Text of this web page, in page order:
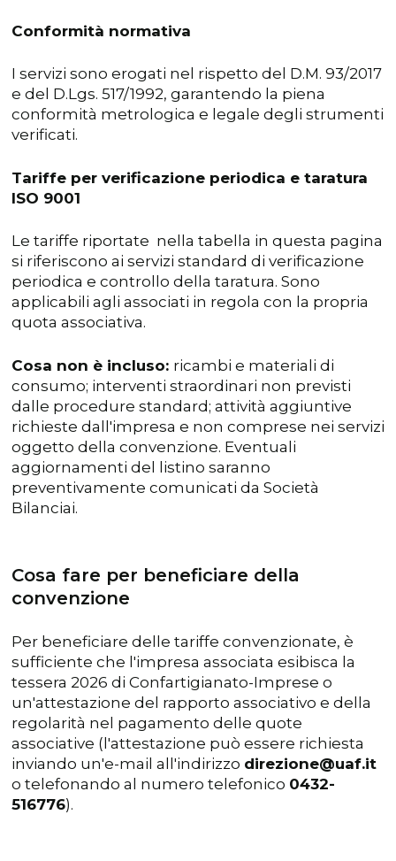
Conformità normativa
I servizi sono erogati nel rispetto del D.M. 93/2017
e del D.Lgs. 517/1992, garantendo la piena
conformità metrologica e legale degli strumenti
verificati.
Tariffe per verificazione periodica e taratura
ISO 9001
Le tariffe riportate nella tabella in questa pagina
si riferiscono ai servizi standard di verificazione
periodica e controllo della taratura. Sono
applicabili agli associati in regola con la propria
quota associativa.
Cosa non è incluso: ricambi e materiali di
consumo; interventi straordinari non previsti
dalle procedure standard; attività aggiuntive
richieste dall'impresa e non comprese nei servizi
oggetto della convenzione. Eventuali
aggiornamenti del listino saranno
preventivamente comunicati da Società
Bilanciai.
Cosa fare per beneficiare della
convenzione
Per beneficiare delle tariffe convenzionate, è
sufficiente che l'impresa associata esibisca la
tessera 2026 di Confartigianato-Imprese o
un'attestazione del rapporto associativo e della
regolarità nel pagamento delle quote
associative (l'attestazione può essere richiesta
inviando un'e-mail all'indirizzo direzione@uaf.it
o telefonando al numero telefonico 0432-
516776).